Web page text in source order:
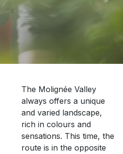
The Molignée Valley
always offers a unique
and varied landscape,
rich in colours and
sensations. This time, the
route is in the opposite